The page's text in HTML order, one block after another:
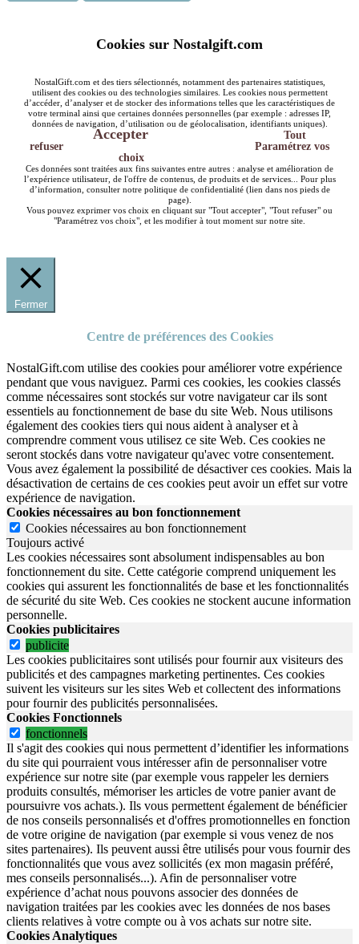
Cookies sur Nostalgift.com
NostalGift.com et des tiers sélectionnés, notamment des partenaires statistiques,
utilisent des cookies ou des technologies similaires. Les cookies nous permettent
d’accéder, d’analyser et de stocker des informations telles que les caractéristiques de
votre terminal ainsi que certaines données personnelles (par exemple : adresses IP,
données de navigation, d’utilisation ou de géolocalisation, identifiants uniques).
Accepter
Tout
refuser
Paramétrez vos
choix
Ces données sont traitées aux fins suivantes entre autres : analyse et amélioration de
l’expérience utilisateur, de l'offre de contenus, de produits et de services... Pour plus
d’information, consulter notre politique de confidentialité (lien dans nos pieds de
page).
Vous pouvez exprimer vos choix en cliquant sur "Tout accepter", "Tout refuser" ou
"Paramétrez vos choix", et les modifier à tout moment sur notre site.
Fermer
Centre de préférences des Cookies
NostalGift.com utilise des cookies pour améliorer votre expérience
pendant que vous naviguez. Parmi ces cookies, les cookies classés
comme nécessaires sont stockés sur votre navigateur car ils sont
essentiels au fonctionnement de base du site Web. Nous utilisons
également des cookies tiers qui nous aident à analyser et à
comprendre comment vous utilisez ce site Web. Ces cookies ne
seront stockés dans votre navigateur qu'avec votre consentement.
Vous avez également la possibilité de désactiver ces cookies. Mais la
désactivation de certains de ces cookies peut avoir un effet sur votre
expérience de navigation.
Cookies nécessaires au bon fonctionnement
Cookies nécessaires au bon fonctionnement
Toujours activé
Les cookies nécessaires sont absolument indispensables au bon
fonctionnement du site. Cette catégorie comprend uniquement les
cookies qui assurent les fonctionnalités de base et les fonctionnalités
de sécurité du site Web. Ces cookies ne stockent aucune information
personnelle.
Cookies publicitaires
publicite
Les cookies publicitaires sont utilisés pour fournir aux visiteurs des
publicités et des campagnes marketing pertinentes. Ces cookies
suivent les visiteurs sur les sites Web et collectent des informations
pour fournir des publicités personnalisées.
Cookies Fonctionnels
fonctionnels
Il s'agit des cookies qui nous permettent d’identifier les informations
du site qui pourraient vous intéresser afin de personnaliser votre
expérience sur notre site (par exemple vous rappeler les derniers
produits consultés, mémoriser les articles de votre panier avant de
poursuivre vos achats.). Ils vous permettent également de bénéficier
de nos conseils personnalisés et d'offres promotionnelles en fonction
de votre origine de navigation (par exemple si vous venez de nos
sites partenaires). Ils peuvent aussi être utilisés pour vous fournir des
fonctionnalités que vous avez sollicités (ex mon magasin préféré,
mes conseils personnalisés...). Afin de personnaliser votre
expérience d’achat nous pouvons associer des données de
navigation traitées par les cookies avec les données de nos bases
clients relatives à votre compte ou à vos achats sur notre site.
Cookies Analytiques